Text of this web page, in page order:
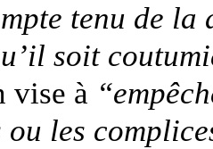
tenu de
soit
vise à
les